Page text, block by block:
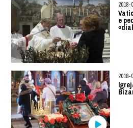
2018-
e
2018-